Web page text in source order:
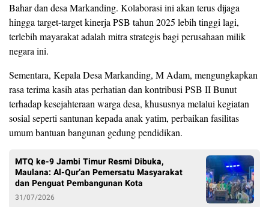
Bahar dan desa Markanding. Kolaborasi ini akan terus dijaga
hingga target-target kinerja PSB tahun 2025 lebih tinggi lagi,
terlebih mayarakat adalah mitra strategis bagi perusahaan milik
negara ini.
Sementara, Kepala Desa Markanding, M Adam, mengungkapkan
rasa terima kasih atas perhatian dan kontribusi PSB II Bunut
terhadap kesejahteraan warga desa, khususnya melalui kegiatan
sosial seperti santunan kepada anak yatim, perbaikan fasilitas
umum bantuan bangunan gedung pendidikan.
MTQ ke-9 Jambi Timur Resmi Dibuka,
Maulana: Al-Qur’an Pemersatu Masyarakat
dan Penguat Pembangunan Kota
31/07/2026